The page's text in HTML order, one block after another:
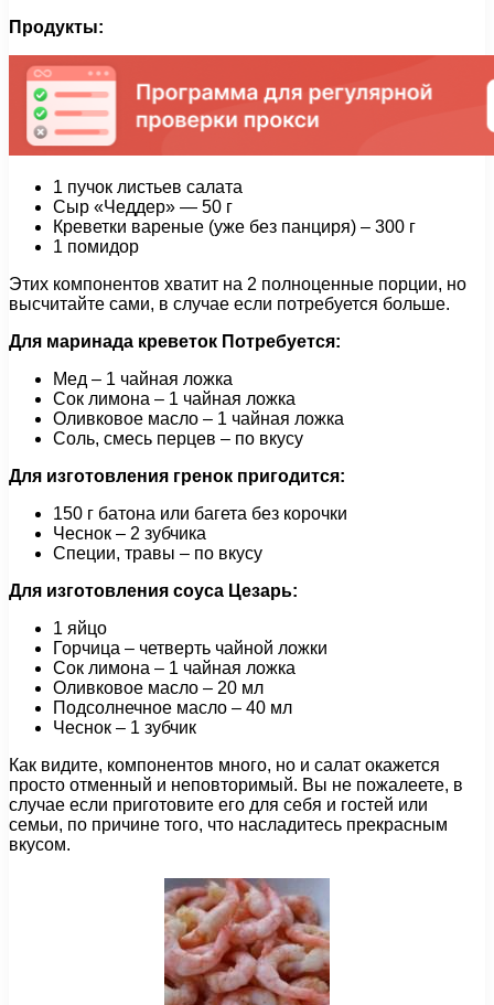
Продукты:
1 пучок листьев салата
Сыр «Чеддер» — 50 г
Креветки вареные (уже без панциря) – 300 г
1 помидор
Этих компонентов хватит на 2 полноценные порции, но
высчитайте сами, в случае если потребуется больше.
Для маринада креветок Потребуется:
Мед – 1 чайная ложка
Сок лимона – 1 чайная ложка
Оливковое масло – 1 чайная ложка
Соль, смесь перцев – по вкусу
Для изготовления гренок пригодится:
150 г батона или багета без корочки
Чеснок – 2 зубчика
Специи, травы – по вкусу
Для изготовления соуса Цезарь:
1 яйцо
Горчица – четверть чайной ложки
Сок лимона – 1 чайная ложка
Оливковое масло – 20 мл
Подсолнечное масло – 40 мл
Чеснок – 1 зубчик
Как видите, компонентов много, но и салат окажется
просто отменный и неповторимый. Вы не пожалеете, в
случае если приготовите его для себя и гостей или
семьи, по причине того, что насладитесь прекрасным
вкусом.